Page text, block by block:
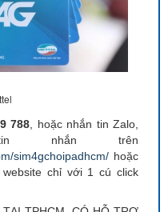
788 , hoặc nhắn tin Zalo,
nhắn trên
sim4gchoipadhcm/hoặc
chỉ với 1 cú click